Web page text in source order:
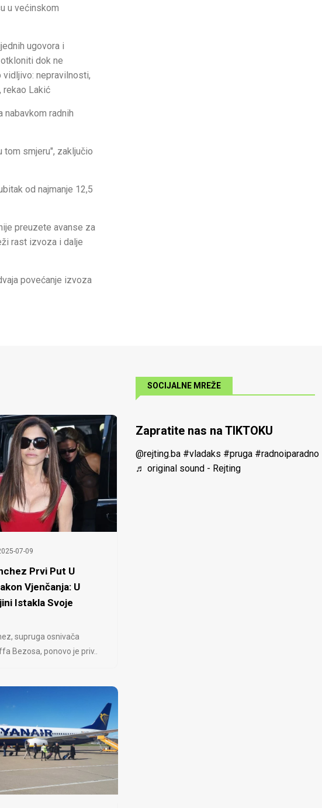
u većinskom
ugovora i
dok ne
vidljivo: nepravilnosti,
rekao Lakić
radnih
tom smjeru", zaključio
od najmanje 12,5
preuzete avanse za
rast izvoza i dalje
povećanje izvoza
07-09
Prvi Put U
Vjenčanja: U
Istakla Svoje
supruga osnivača
Bezosa, ponovo je priv..
SOCIJALNE MREŽE
Zapratite nas na TIKTOKU
@rejting.ba #vladaks #pruga #radnoiparadno
♬ original sound - Rejting